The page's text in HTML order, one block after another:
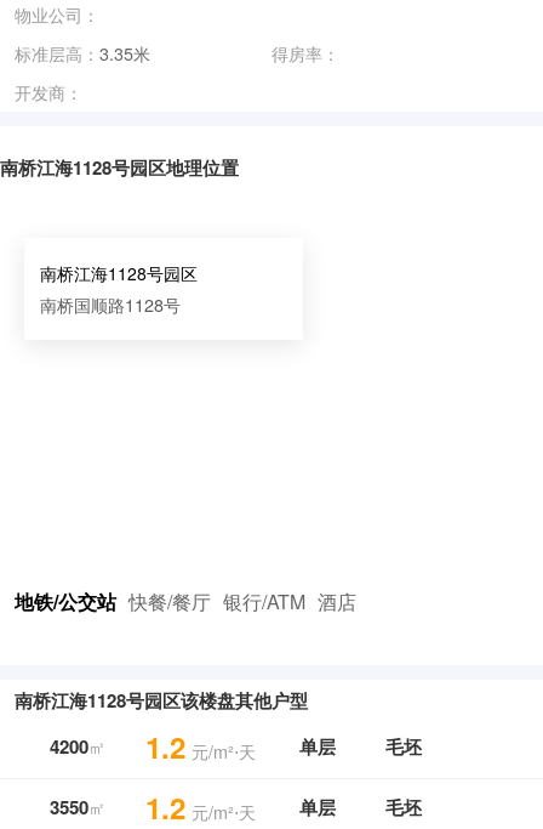
物业公司：
标准层高： 3.35米
得房率：
开发商：
南桥江海1128号园区地理位置
地铁/公交站 快餐/餐厅 银行/ATM 酒店
南桥江海1128号园区
南桥国顺路1128号
南桥江海1128号园区该楼盘其他户型
4200㎡ 1.2 元/m²⋅天 单层 毛坯
3550㎡ 1.2 元/m²⋅天 单层 毛坯